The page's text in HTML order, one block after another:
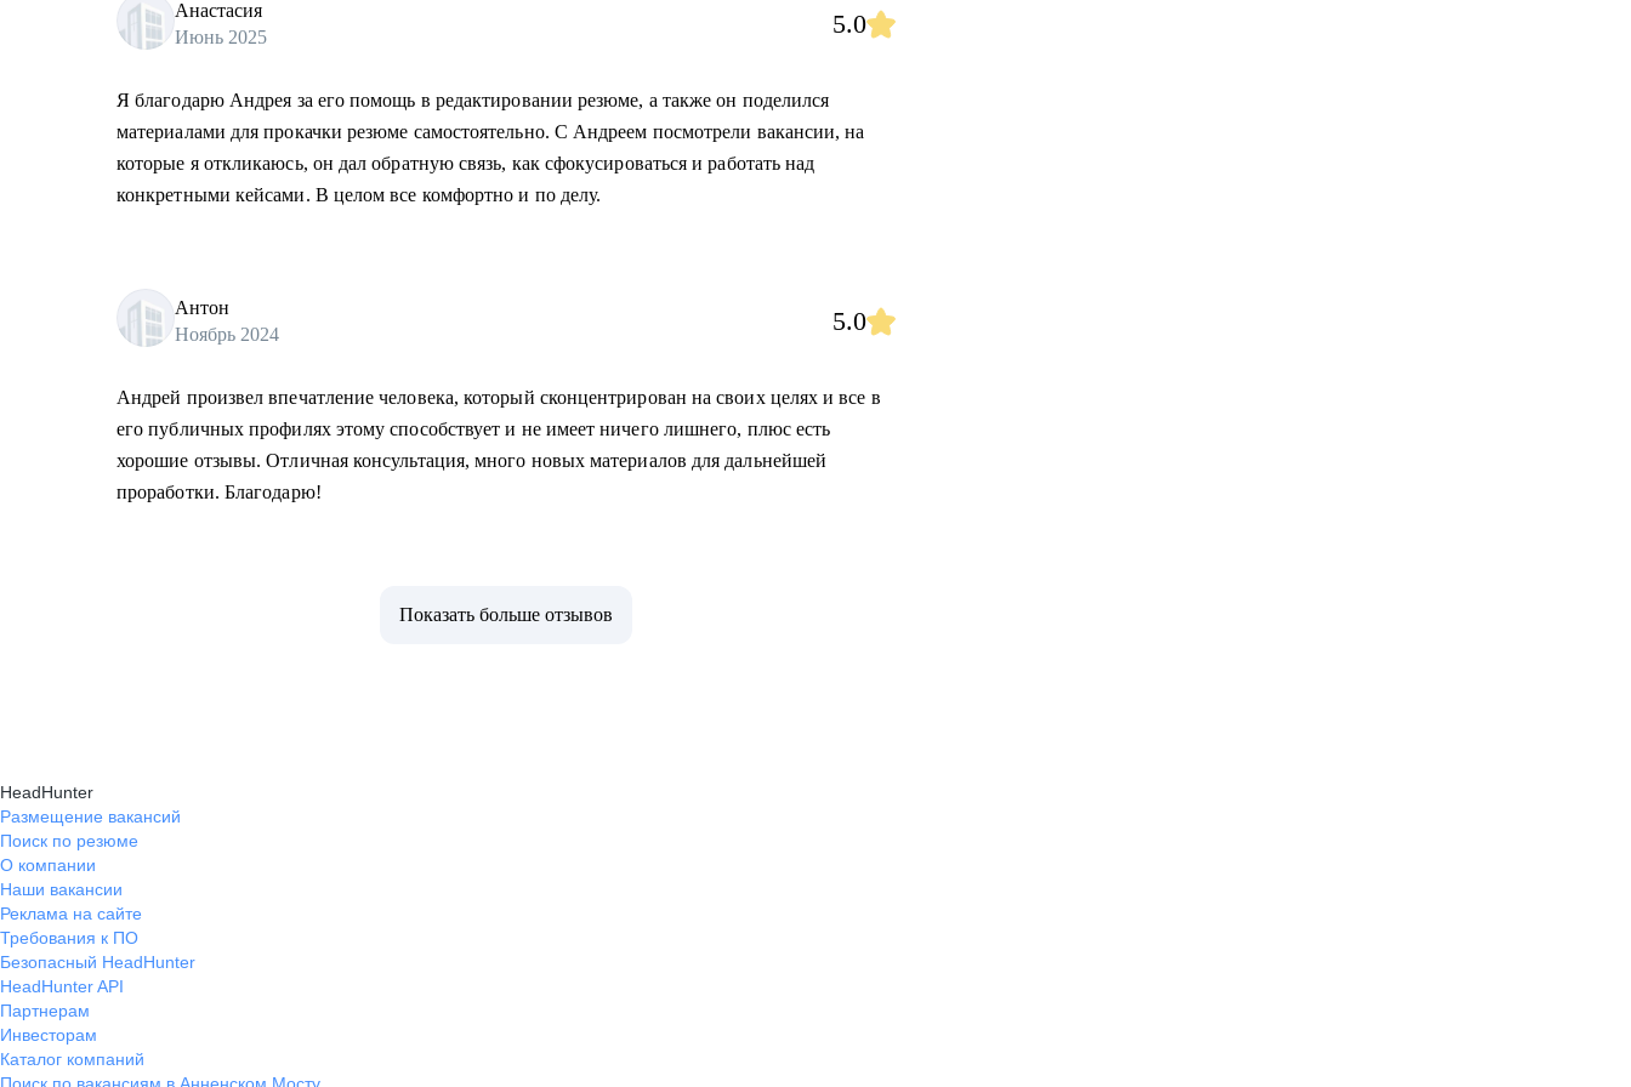
Анастасия
Июнь 2025
5.0
Я благодарю Андрея за его помощь в редактировании резюме, а также он поделился
материалами для прокачки резюме самостоятельно. С Андреем посмотрели вакансии, на
которые я откликаюсь, он дал обратную связь, как сфокусироваться и работать над
конкретными кейсами. В целом все комфортно и по делу.
Антон
Ноябрь 2024
5.0
Андрей произвел впечатление человека, который сконцентрирован на своих целях и все в
его публичных профилях этому способствует и не имеет ничего лишнего, плюс есть
хорошие отзывы. Отличная консультация, много новых материалов для дальнейшей
проработки. Благодарю!
Показать больше отзывов
HeadHunter
Размещение вакансий
Поиск по резюме
О компании
Наши вакансии
Реклама на сайте
Требования к ПО
Безопасный HeadHunter
HeadHunter API
Партнерам
Инвесторам
Каталог компаний